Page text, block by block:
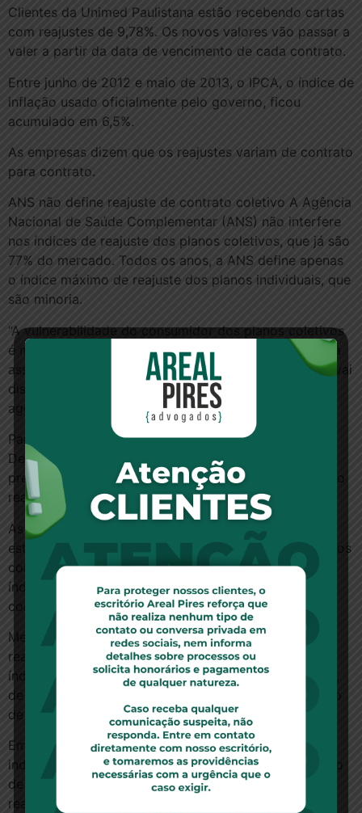
Clientes da Unimed Paulistana estão recebendo cartas
com reajustes de 9,78%. Os novos valores vão passar a
valer a partir da data de vencimento de cada contrato.
Entre junho de 2012 e maio de 2013, o IPCA, o índice de
inflação usado oficialmente pelo governo, ficou
acumulado em 6,5%.
As empresas dizem que os reajustes variam de contrato
para contrato.
ANS não define reajuste de contrato coletivo A Agência
Nacional de Saúde Complementar (ANS) não interfere
nos índices de reajuste dos planos coletivos, que já são
77% do mercado. Todos os anos, a ANS define apenas
o índice máximo de reajuste dos planos individuais, que
são minoria.
“A vulnerabilidade do consumidor dos planos coletivos
é maior”, diz Sônia Amaro, supervisora institucional da
associação de consumidores Proteste. A associação vai
discutir o assunto em debate que será realizado em
agosto em São Paulo.
Para Joana Cruz, advogada do Instituto Brasileiro de
Defesa do Consumidor (Idec), as empresas hoje
preferem vender planos coletivos justamente porque o
reajuste não é definido pela ANS.
As entidades de defesa do consumidor não têm
estudos específicos sobre o aumento médio dos planos
coletivos. Essa é uma conta difícil de fazer porque os
índices mudam conforme a data de assinatura do
contrato e o perfil do plano.
Mesmo os planos individuais, porém, têm sofrido
reajustes expressivos nos últimos anos, ainda que em
índices menores do que os coletivos. Segundo o Idec,
de 2002 a 2012 os planos tiveram reajuste acumulado
de 140,01%. O IPCA ficou em 101,89%.
Em 2012, a ANS definiu o índice máximo para planos
individuais em 7,93%. A inflação acumulada entre maio
de 2011 e abril de 2012, período considerado para o
reajuste, tinha sido de 5,1%.